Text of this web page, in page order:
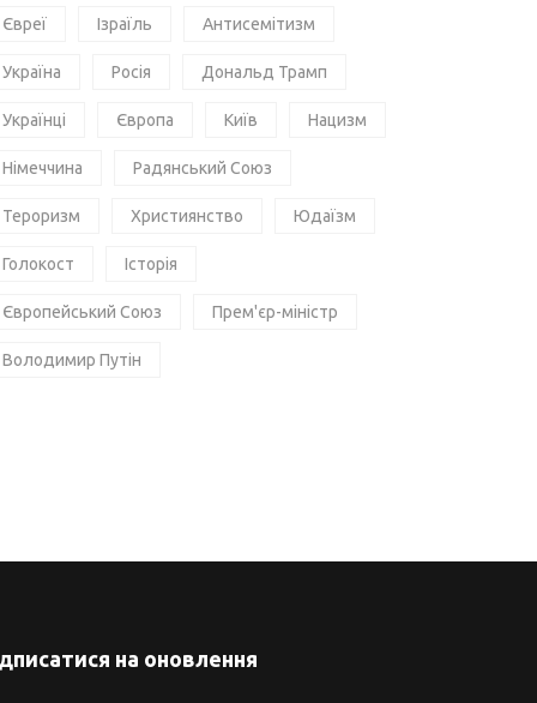
Євреї Ізраїль Антисемітизм
Україна Росія Дональд Трамп
Українці Європа Київ Нацизм
Німеччина Радянський Союз
Тероризм Християнство Юдаїзм
Голокост Історія
Європейський Союз Прем'єр-міністр
Володимир Путін
на оновлення